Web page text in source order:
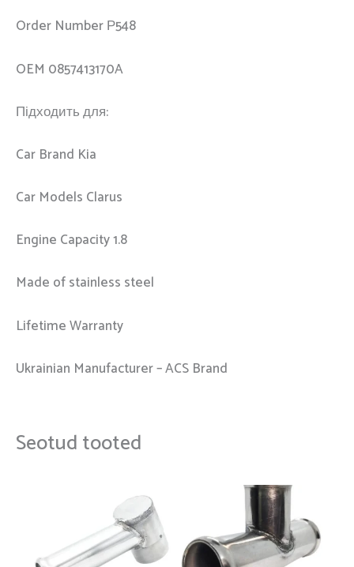
Order Number Р548
OEM 0857413170A
Підходить для:
Car Brand Kia
Car Models Clarus
Engine Capacity 1.8
Made of stainless steel
Lifetime Warranty
Ukrainian Manufacturer – ACS Brand
Seotud tooted